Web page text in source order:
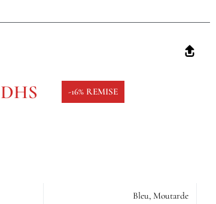
DHS -16% REMISE
Bleu, Moutarde